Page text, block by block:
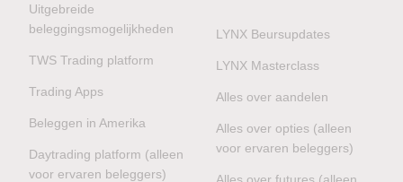
Uitgebreide
beleggingsmogelijkheden
TWS Trading platform
Trading Apps
Beleggen in Amerika
Daytrading platform (alleen
voor ervaren beleggers)
LYNX Beursupdates
LYNX Masterclass
Alles over aandelen
Alles over opties (alleen
voor ervaren beleggers)
Alles over futures (alleen